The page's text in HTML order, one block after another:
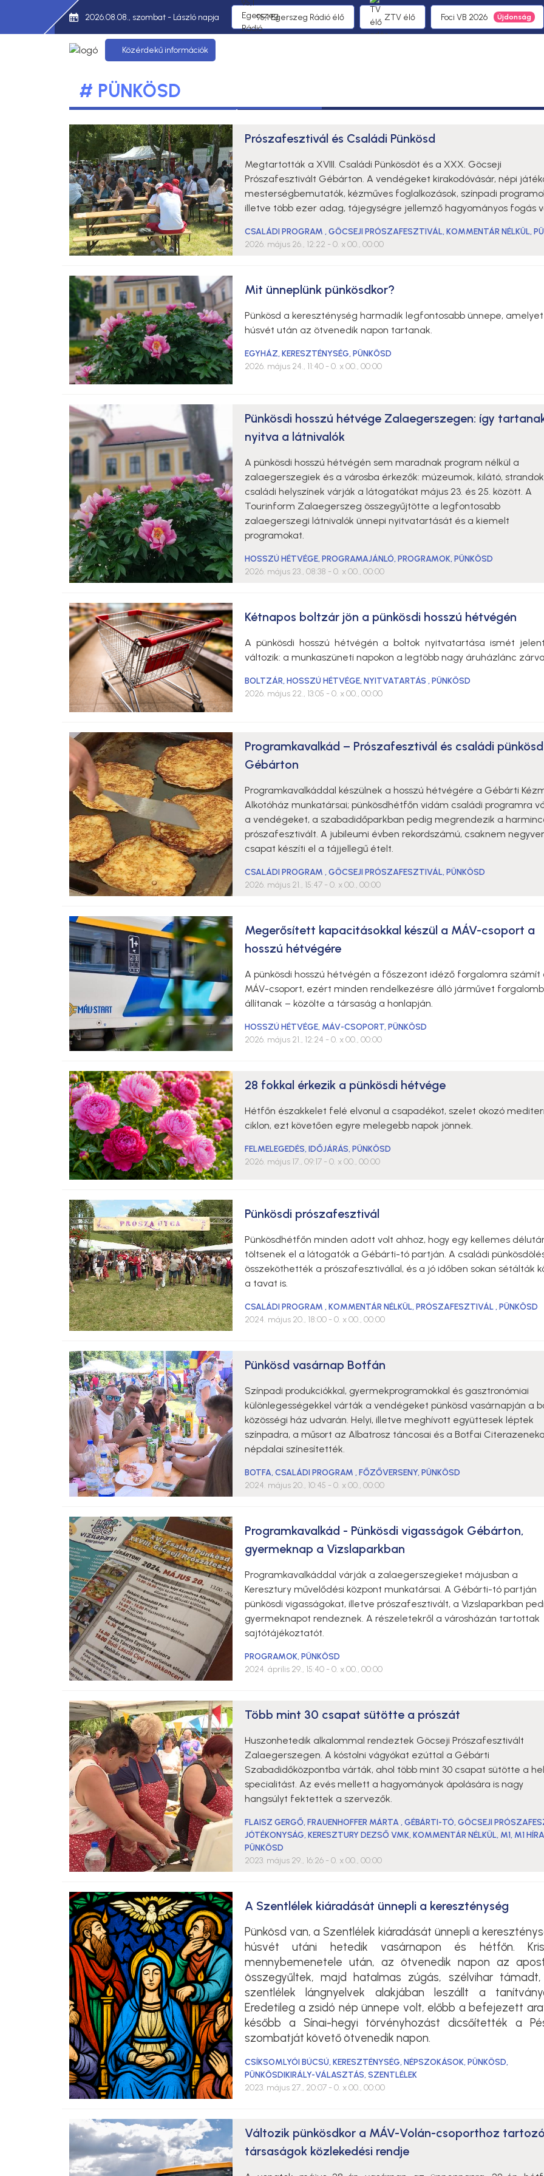
2026.08.08., szombat - László napja 95,1 Egerszeg Rádió élő ZTV élő Foci VB 2026
Közérdekű információk
# PÜNKÖSD
Prószafesztivál és Családi Pünkösd
Megtartották a XVIII. Családi Pünkösdöt és a XXX. Göcseji
Prószafesztivált Gébárton. A vendégeket kirakodóvásár, népi
mesterségbemutatók, kézműves foglalkozások, színpadi
illetve több ezer adag, tájegységre jellemző hagyományos fogás
CSALÁDI PROGRAM ,GÖCSEJI PRÓSZAFESZTIVÁL,KOMMENTÁR NÉLKÜL,
2026. május 26., 12:22 - 0. x 00., 00:00
Mit ünneplünk pünkösdkor?
Pünkösd a kereszténység harmadik legfontosabb ünnepe, amelyet
húsvét után az ötvenedik napon tartanak.
EGYHÁZ,KERESZTÉNYSÉG,PÜNKÖSD
2026. május 24., 11:40 - 0. x 00., 00:00
Pünkösdi hosszú hétvége Zalaegerszegen: így
nyitva a látnivalók
A pünkösdi hosszú hétvégén sem maradnak program nélkül a
zalaegerszegiek és a városba érkezők: múzeumok, kilátó,
családi helyszínek várják a látogatókat május 23. és 25. között. A
Tourinform Zalaegerszeg összegyűjtötte a legfontosabb
zalaegerszegi látnivalók ünnepi nyitvatartását és a kiemelt
programokat.
HOSSZÚ HÉTVÉGE,PROGRAMAJÁNLÓ,PROGRAMOK,PÜNKÖSD
2026. május 23., 08:38 - 0. x 00., 00:00
Kétnapos boltzár jön a pünkösdi hosszú hétvégén
A pünkösdi hosszú hétvégén a boltok nyitvatartása ismét
változik: a munkaszüneti napokon a legtöbb nagy áruházlánc
BOLTZÁR,HOSSZÚ HÉTVÉGE,NYITVATARTÁS ,PÜNKÖSD
2026. május 22., 13:05 - 0. x 00., 00:00
Programkavalkád – Prószafesztivál és családi pünkösd
Gébárton
Programkavalkáddal készülnek a hosszú hétvégére a Gébárti
Alkotóház munkatársai; pünkösdhétfőn vidám családi programra
a vendégeket, a szabadidőparkban pedig megrendezik a
prószafesztivált. A jubileumi évben rekordszámú, csaknem
csapat készíti el a tájjellegű ételt.
CSALÁDI PROGRAM ,GÖCSEJI PRÓSZAFESZTIVÁL,PÜNKÖSD
2026. május 21., 15:47 - 0. x 00., 00:00
Megerősített kapacitásokkal készül a MÁV-csoport a
hosszú hétvégére
A pünkösdi hosszú hétvégén a főszezont idéző forgalomra számít
MÁV-csoport, ezért minden rendelkezésre álló járművet
állítanak – közölte a társaság a honlapján.
HOSSZÚ HÉTVÉGE, MÁV-CSOPORT,PÜNKÖSD
2026. május 21., 12:24 - 0. x 00., 00:00
28 fokkal érkezik a pünkösdi hétvége
Hétfőn északkelet felé elvonul a csapadékot, szelet okozó
ciklon, ezt követően egyre melegebb napok jönnek.
FELMELEGEDÉS,IDŐJÁRÁS,PÜNKÖSD
2026. május 17., 09:17 - 0. x 00., 00:00
Pünkösdi prószafesztivál
Pünkösdhétfőn minden adott volt ahhoz, hogy egy kellemes
töltsenek el a látogatók a Gébárti-tó partján. A családi
összeköthették a prószafesztivállal, és a jó időben sokan sétálták
a tavat is.
CSALÁDI PROGRAM ,KOMMENTÁR NÉLKÜL,PRÓSZAFESZTIVÁL,PÜNKÖSD
2024. május 20., 18:00 - 0. x 00., 00:00
Pünkösd vasárnap Botfán
Színpadi produkciókkal, gyermekprogramokkal és gasztronómiai
különlegességekkel várták a vendégeket pünkösd vasárnapján a
közösségi ház udvarán. Helyi, illetve meghívott együttesek léptek
színpadra, a műsort az Albatrosz táncosai és a Botfai
népdalai színesítették.
BOTFA,CSALÁDI PROGRAM ,FŐZŐVERSENY,PÜNKÖSD
2024. május 20., 10:45 - 0. x 00., 00:00
Programkavalkád - Pünkösdi vigasságok Gébárton,
gyermeknap a Vizslaparkban
Programkavalkáddal várják a zalaegerszegieket májusban a
Keresztury művelődési központ munkatársai. A Gébárti-tó partján
pünkösdi vigasságokat, illetve prószafesztivált, a Vizslaparkban
gyermeknapot rendeznek. A részeletekről a városházán tartottak
sajtótájékoztatót.
PROGRAMOK,PÜNKÖSD
2024. április 29., 15:40 - 0. x 00., 00:00
Több mint 30 csapat sütötte a prószát
Huszonhetedik alkalommal rendeztek Göcseji Prószafesztivált
Zalaegerszegen. A kóstolni vágyókat ezúttal a Gébárti
Szabadidőközpontba várták, ahol több mint 30 csapat sütötte a
specialitást. Az evés mellett a hagyományok ápolására is nagy
hangsúlyt fektettek a szervezők.
FLAISZ GERGŐ,FRAUENHOFFER MÁRTA,GÉBÁRTI-TÓ,GÖCSEJI
JÓTÉKONYSÁG,KERESZTURY DEZSŐ VMK,KOMMENTÁR NÉLKÜL, M1, M1
PÜNKÖSD
2023. május 29., 16:26 - 0. x 00., 00:00
A Szentlélek kiáradását ünnepli a kereszténység
Pünkösd van, a Szentlélek kiáradását ünnepli a
húsvét utáni hetedik vasárnapon és hétfőn.
mennybemenetele után, az ötvenedik napon az
összegyűltek, majd hatalmas zúgás, szélvihar
szentlélek lángnyelvek alakjában leszállt a
Eredetileg a zsidó nép ünnepe volt, előbb a befejezett
később a Sínai-hegyi törvényhozást dicsőítették a
szombatját követő ötvenedik napon.
CSÍKSOMLYÓI BÚCSÚ,KERESZTÉNYSÉG,NÉPSZOKÁSOK,PÜNKÖSD,
PÜNKÖSDIKIRÁLY-VÁLASZTÁS,SZENTLÉLEK
2023. május 27., 20:07 - 0. x 00., 00:00
Változik pünkösdkor a MÁV-Volán-csoporthoz tartozó
társaságok közlekedési rendje